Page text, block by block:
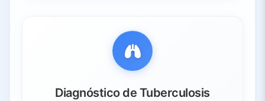
Diagnóstico de Tuberculosis